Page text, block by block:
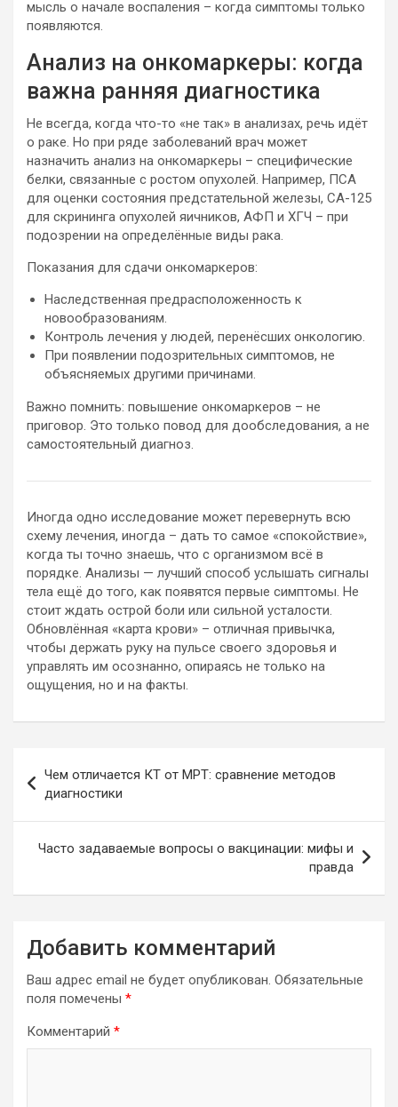
мысль о начале воспаления – когда симптомы только
появляются.
Анализ на онкомаркеры: когда
важна ранняя диагностика
Не всегда, когда что-то «не так» в анализах, речь идёт
о раке. Но при ряде заболеваний врач может
назначить анализ на онкомаркеры – специфические
белки, связанные с ростом опухолей. Например, ПСА
для оценки состояния предстательной железы, СА-125
для скрининга опухолей яичников, АФП и ХГЧ – при
подозрении на определённые виды рака.
Показания для сдачи онкомаркеров:
Наследственная предрасположенность к
новообразованиям.
Контроль лечения у людей, перенёсших онкологию.
При появлении подозрительных симптомов, не
объясняемых другими причинами.
Важно помнить: повышение онкомаркеров – не
приговор. Это только повод для дообследования, а не
самостоятельный диагноз.
Иногда одно исследование может перевернуть всю
схему лечения, иногда – дать то самое «спокойствие»,
когда ты точно знаешь, что с организмом всё в
порядке. Анализы — лучший способ услышать сигналы
тела ещё до того, как появятся первые симптомы. Не
стоит ждать острой боли или сильной усталости.
Обновлённая «карта крови» – отличная привычка,
чтобы держать руку на пульсе своего здоровья и
управлять им осознанно, опираясь не только на
ощущения, но и на факты.
по
записям
Чем отличается КТ от МРТ: сравнение методов
диагностики
Часто задаваемые вопросы о вакцинации: мифы и
правда
Добавить комментарий
Ваш адрес email не будет опубликован. Обязательные
поля помечены *
Комментарий *